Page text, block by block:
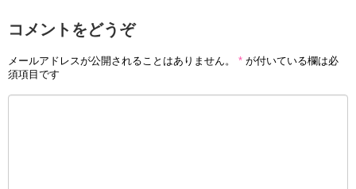
コメントをどうぞ
メールアドレスが公開されることはありません。 * が付いている欄は必
須項目です